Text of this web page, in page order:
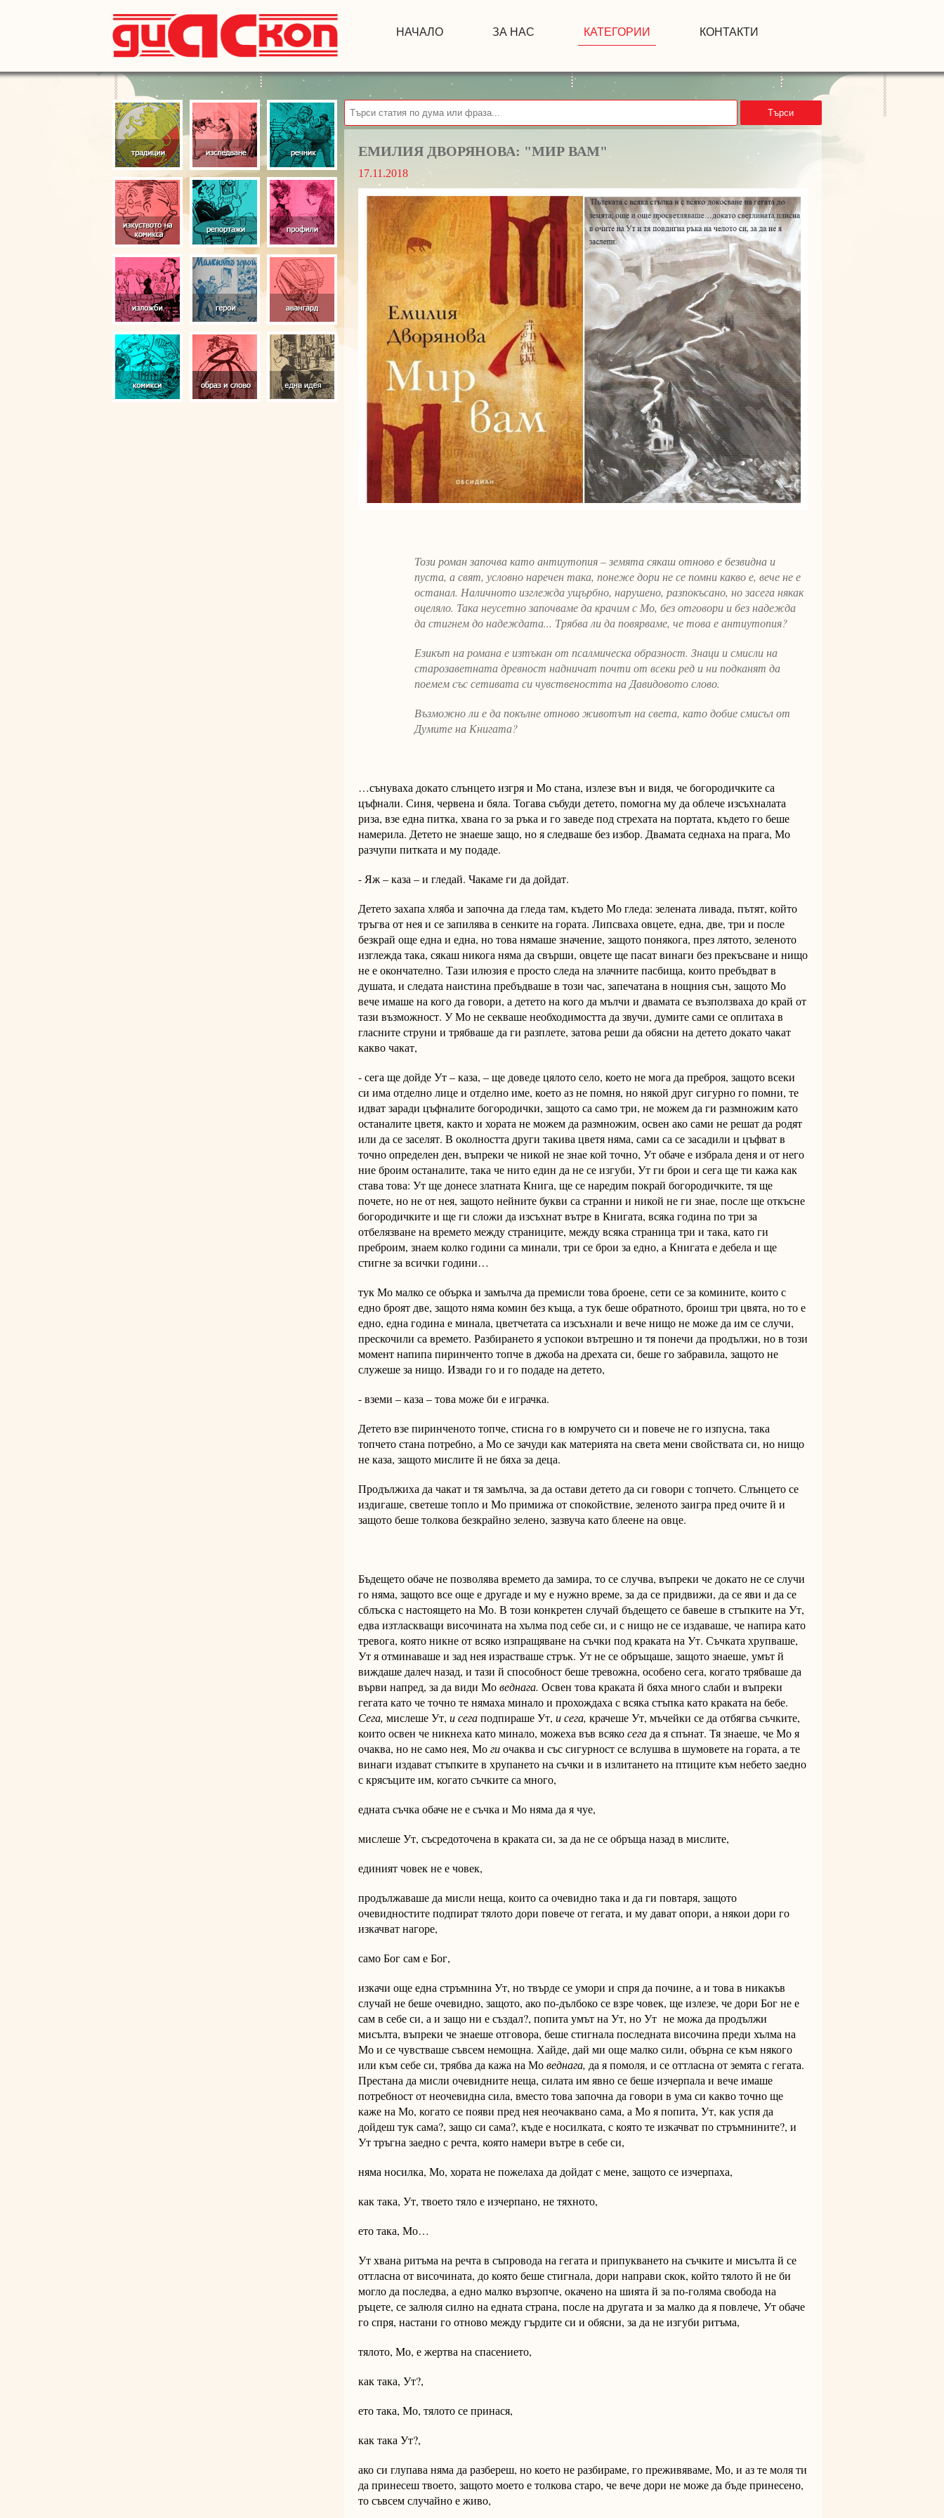
НАЧАЛО ЗА НАС КАТЕГОРИИ КОНТАКТИ
Търси
ЕМИЛИЯ ДВОРЯНОВА: "МИР ВАМ"
17.11.2018
Този роман започва като антиутопия – земята сякаш отново е безвидна и
пуста, а свят, условно наречен така, понеже дори не се помни какво е, вече не е
останал. Наличното изглежда ущърбно, нарушено, разпокъсано, но засега някак
оцеляло. Така неусетно започваме да крачим с Мо, без отговори и без надежда
да стигнем до надеждата... Трябва ли да повярваме, че това е антиутопия?
Езикът на романа е изтъкан от псалмическа образност. Знаци и смисли на
старозаветната древност надничат почти от всеки ред и ни подканят да
поемем със сетивата си чувствеността на Давидовото слово.
Възможно ли е да покълне отново животът на света, като добие смисъл от
Думите на Книгата?
…сънуваха докато слънцето изгря и Мо стана, излезе вън и видя, че богородичките са
цъфнали. Синя, червена и бяла. Тогава събуди детето, помогна му да облече изсъхналата
риза, взе една питка, хвана го за ръка и го заведе под стрехата на портата, където го беше
намерила. Детето не знаеше защо, но я следваше без избор. Двамата седнаха на прага, Мо
разчупи питката и му подаде.
- Яж – каза – и гледай. Чакаме ги да дойдат.
Детето захапа хляба и започна да гледа там, където Мо гледа: зелената ливада, пътят, който
тръгва от нея и се запилява в сенките на гората. Липсваха овцете, една, две, три и после
безкрай още една и една, но това нямаше значение, защото понякога, през лятото, зеленото
изглежда така, сякаш никога няма да свърши, овцете ще пасат винаги без прекъсване и нищо
не е окончателно. Тази илюзия е просто следа на злачните пасбища, които пребъдват в
душата, и следата наистина пребъдваше в този час, запечатана в нощния сън, защото Мо
вече имаше на кого да говори, а детето на кого да мълчи и двамата се възползваха до край от
тази възможност. У Мо не секваше необходимостта да звучи, думите сами се оплитаха в
гласните струни и трябваше да ги разплете, затова реши да обясни на детето докато чакат
какво чакат,
- сега ще дойде Ут – каза, – ще доведе цялото село, което не мога да преброя, защото всеки
си има отделно лице и отделно име, което аз не помня, но някой друг сигурно го помни, те
идват заради цъфналите богородички, защото са само три, не можем да ги размножим като
останалите цветя, както и хората не можем да размножим, освен ако сами не решат да родят
или да се заселят. В околността други такива цветя няма, сами са се засадили и цъфват в
точно определен ден, въпреки че никой не знае кой точно, Ут обаче е избрала деня и от него
ние броим останалите, така че нито един да не се изгуби, Ут ги брои и сега ще ти кажа как
става това: Ут ще донесе златната Книга, ще се наредим покрай богородичките, тя ще
почете, но не от нея, защото нейните букви са странни и никой не ги знае, после ще откъсне
богородичките и ще ги сложи да изсъхнат вътре в Книгата, всяка година по три за
отбелязване на времето между страниците, между всяка страница три и така, като ги
преброим, знаем колко години са минали, три се брои за едно, а Книгата е дебела и ще
стигне за всички години…
тук Мо малко се обърка и замълча да премисли това броене, сети се за комините, които с
едно броят две, защото няма комин без къща, а тук беше обратното, броиш три цвята, но то е
едно, една година е минала, цветчетата са изсъхнали и вече нищо не може да им се случи,
прескочили са времето. Разбирането я успокои вътрешно и тя понечи да продължи, но в този
момент напипа пиринченто топче в джоба на дрехата си, беше го забравила, защото не
служеше за нищо. Извади го и го подаде на детето,
- вземи – каза – това може би е играчка.
Детето взе пиринченото топче, стисна го в юмручето си и повече не го изпусна, така
топчето стана потребно, а Мо се зачуди как материята на света мени свойствата си, но нищо
не каза, защото мислите й не бяха за деца.
Продължиха да чакат и тя замълча, за да остави детето да си говори с топчето. Слънцето се
издигаше, светеше топло и Мо примижа от спокойствие, зеленото заигра пред очите й и
защото беше толкова безкрайно зелено, зазвуча като блеене на овце.
Бъдещето обаче не позволява времето да замира, то се случва, въпреки че докато не се случи
го няма, защото все още е другаде и му е нужно време, за да се придвижи, да се яви и да се
сблъска с настоящето на Мо. В този конкретен случай бъдещето се бавеше в стъпките на Ут,
едва изтласкващи височината на хълма под себе си, и с нищо не се издаваше, че напира като
тревога, която никне от всяко изпращяване на съчки под краката на Ут. Съчката хрупваше,
Ут я отминаваше и зад нея израстваше стрък. Ут не се обръщаше, защото знаеше, умът й
виждаше далеч назад, и тази й способност беше тревожна, особено сега, когато трябваше да
върви напред, за да види Моведнага. Освен това краката й бяха много слаби и въпреки
гегата като че точно те нямаха минало и прохождаха с всяка стъпка като краката на бебе.
Сега, мислеше Ут, и сегаподпираше Ут, и сега, крачеше Ут, мъчейки се да отбягва съчките,
които освен че никнеха като минало, можеха във всякосегада я спънат. Тя знаеше, че Мо я
очаква, но не само нея, Могиочаква и със сигурност се вслушва в шумовете на гората, а те
винаги издават стъпките в хрупането на съчки и в излитането на птиците към небето заедно
с крясъците им, когато съчките са много,
едната съчка обаче не е съчка и Мо няма да я чуе,
мислеше Ут, съсредоточена в краката си, за да не се обръща назад в мислите,
единият човек не е човек,
продължаваше да мисли неща, които са очевидно така и да ги повтаря, защото
очевидностите подпират тялото дори повече от гегата, и му дават опори, а някои дори го
изкачват нагоре,
само Бог сам е Бог,
изкачи още една стръмнина Ут, но твърде се умори и спря да почине, а и това в никакъв
случай не беше очевидно, защото, ако по-дълбоко се взре човек, ще излезе, че дори Бог не е
сам в себе си, а и защо ни е създал?, попита умът на Ут, но Ут не можа да продължи
мисълта, въпреки че знаеше отговора, беше стигнала последната височина преди хълма на
Мо и се чувстваше съвсем немощна. Хайде, дай ми още малко сили, обърна се към някого
или към себе си, трябва да кажа на Моведнага, да я помоля, и се оттласна от земята с гегата.
Престана да мисли очевидните неща, силата им явно се беше изчерпала и вече имаше
потребност от неочевидна сила, вместо това започна да говори в ума си какво точно ще
каже на Мо, когато се появи пред нея неочаквано сама, а Мо я попита, Ут, как успя да
дойдеш тук сама?, защо си сама?, къде е носилката, с която те изкачват по стръмнините?, и
Ут тръгна заедно с речта, която намери вътре в себе си,
няма носилка, Мо, хората не пожелаха да дойдат с мене, защото се изчерпаха,
как така, Ут, твоето тяло е изчерпано, не тяхното,
ето така, Мо…
Ут хвана ритъма на речта в съпровода на гегата и припукването на съчките и мисълта й се
оттласна от височината, до която беше стигнала, дори направи скок, който тялото й не би
могло да последва, а едно малко вързопче, окачено на шията й за по-голяма свобода на
ръцете, се залюля силно на едната страна, после на другата и за малко да я повлече, Ут обаче
го спря, настани го отново между гърдите си и обясни, за да не изгуби ритъма,
тялото, Мо, е жертва на спасението,
как така, Ут?,
ето така, Мо, тялото се принася,
как така Ут?,
ако си глупава няма да разбереш, но което не разбираме, го преживяваме, Мо, и аз те моля ти
да принесеш твоето, защото моето е толкова старо, че вече дори не може да бъде принесено,
то съвсем случайно е живо,